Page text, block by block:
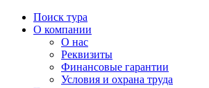
Поиск тура
О компании
О нас
Реквизиты
Финансовые гарантии
Условия и охрана труда